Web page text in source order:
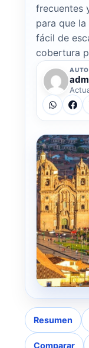
frecuentes
para que
fácil de
cobertura
Resumen
Comparar